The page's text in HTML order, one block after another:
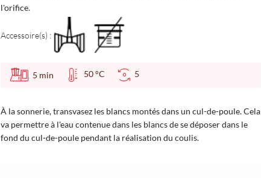
l'orifice.
Accessoire(s) :
5 min 50 °C 5
À la sonnerie, transvasez les blancs montés dans un cul-de-poule. Cela
va permettre à l'eau contenue dans les blancs de se déposer dans le
fond du cul-de-poule pendant la réalisation du coulis.